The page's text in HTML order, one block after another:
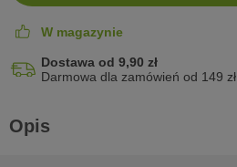
W magazynie
Dostawa od 9,90 zł
Darmowa dla zamówień od 149 zł
Opis